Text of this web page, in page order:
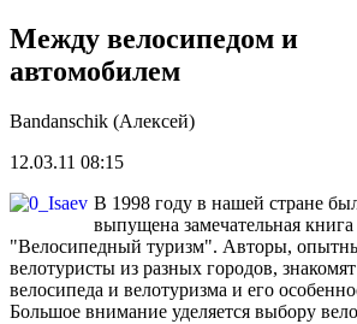
Между велосипедом и
автомобилем
Bandanschik (Алексей)
12.03.11 08:15
В 1998 году в нашей стране
выпущена замечательная книга
"Велосипедный туризм". Авторы,
велотуристы из разных городов,
велосипеда и велотуризма и его
Большое внимание уделяется выбору